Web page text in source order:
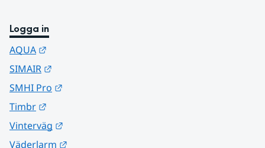
Logga in
AQUA
SIMAIR
SMHI Pro
Timbr
Vinterväg
Väderlarm